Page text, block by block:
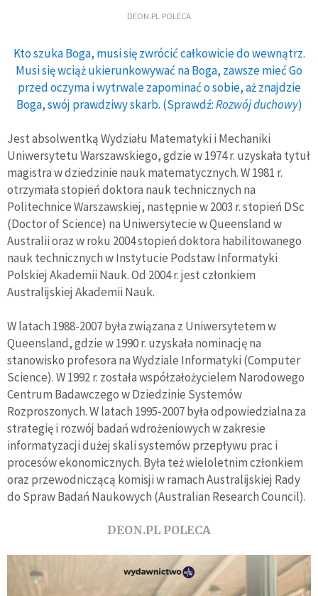
DEON.PL POLECA
Kto szuka Boga, musi się zwrócić całkowicie do wewnątrz.
Musi się wciąż ukierunkowywać na Boga, zawsze mieć Go
przed oczyma i wytrwale zapominać o sobie, aż znajdzie
Boga, swój prawdziwy skarb. (Sprawdź:Rozwój duchowy)
Jest absolwentką Wydziału Matematyki i Mechaniki
Uniwersytetu Warszawskiego, gdzie w 1974 r. uzyskała tytuł
magistra w dziedzinie nauk matematycznych. W 1981 r.
otrzymała stopień doktora nauk technicznych na
Politechnice Warszawskiej, następnie w 2003 r. stopień DSc
(Doctor of Science) na Uniwersytecie w Queensland w
Australii oraz w roku 2004 stopień doktora habilitowanego
nauk technicznych w Instytucie Podstaw Informatyki
Polskiej Akademii Nauk. Od 2004 r. jest członkiem
Australijskiej Akademii Nauk.
W latach 1988-2007 była związana z Uniwersytetem w
Queensland, gdzie w 1990 r. uzyskała nominację na
stanowisko profesora na Wydziale Informatyki (Computer
Science). W 1992 r. została współzałożycielem Narodowego
Centrum Badawczego w Dziedzinie Systemów
Rozproszonych. W latach 1995-2007 była odpowiedzialna za
strategię i rozwój badań wdrożeniowych w zakresie
informatyzacji dużej skali systemów przepływu prac i
procesów ekonomicznych. Była też wieloletnim członkiem
oraz przewodniczącą komisji w ramach Australijskiej Rady
do Spraw Badań Naukowych (Australian Research Council).
DEON.PL POLECA